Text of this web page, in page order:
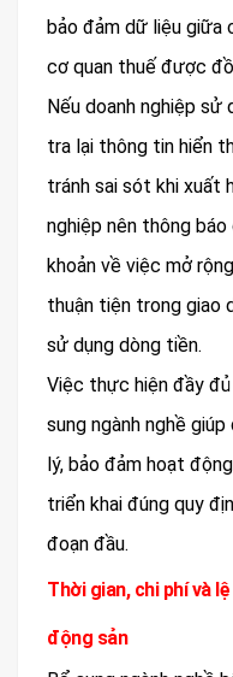
bảo đảm dữ liệu giữa
cơ quan thuế được
Nếu doanh nghiệp sử
tra lại thông tin hiển
tránh sai sót khi xuất
nghiệp nên thông
khoản về việc mở
thuận tiện trong giao
sử dụng dòng tiền.
Việc thực hiện đầy
sung ngành nghề
lý, bảo đảm hoạt
triển khai đúng quy
đoạn đầu.
Thời gian, chi phí và
động sản